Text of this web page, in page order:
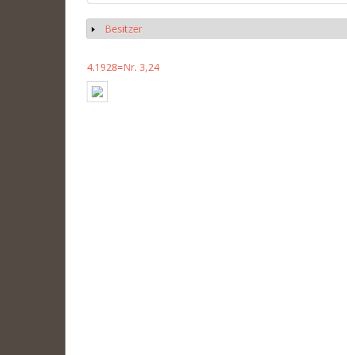
Anzeigen
Besitzer
4.1928=Nr. 3,24